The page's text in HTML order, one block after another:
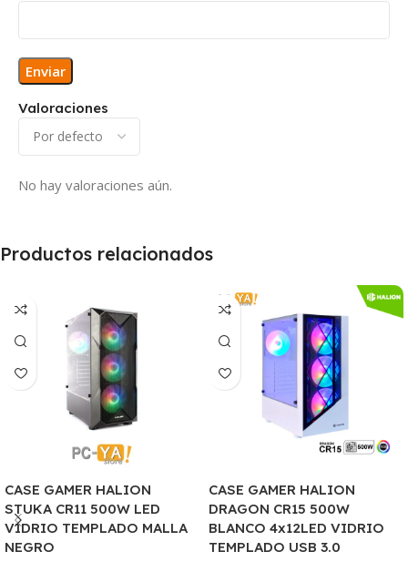
Valoraciones
No hay valoraciones aún.
Productos relacionados
CASE GAMER HALION
STUKA CR11 500W LED
VIDRIO TEMPLADO MALLA
NEGRO
CASE GAMER HALION
DRAGON CR15 500W
BLANCO 4x12LED VIDRIO
TEMPLADO USB 3.0